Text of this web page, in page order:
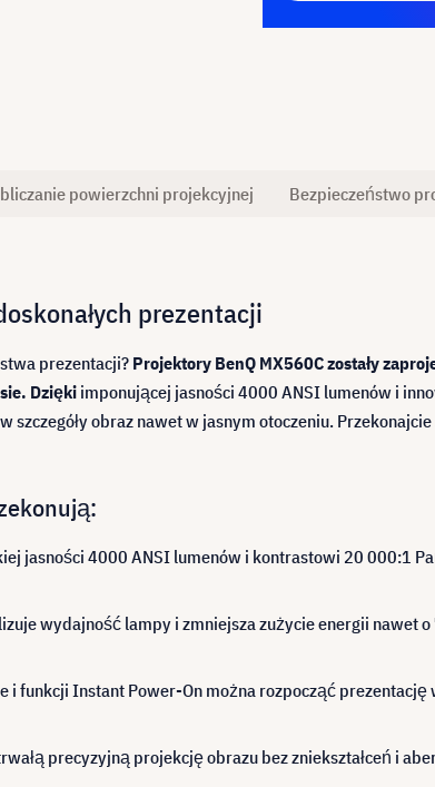
powierzchni projekcyjnej Bezpieczeństwo
prezentacji
prezentacji? Projektory BenQ MX560C zostały
Dziękiimponującej jasności 4000 ANSI lumenów i
obraz nawet w jasnym otoczeniu.
jasności 4000 ANSI lumenów i kontrastowi 20 000:1
wydajność lampy i zmniejsza zużycie energii nawet
funkcji Instant Power-On można rozpocząć prezentację
precyzyjną projekcję obrazu bez zniekształceń i